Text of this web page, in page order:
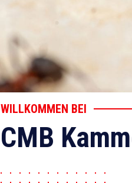
WILLKOMMEN BEI
CMB